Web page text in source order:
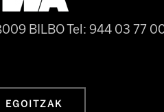
BILBOTel: 944 03 77
EGOITZAK